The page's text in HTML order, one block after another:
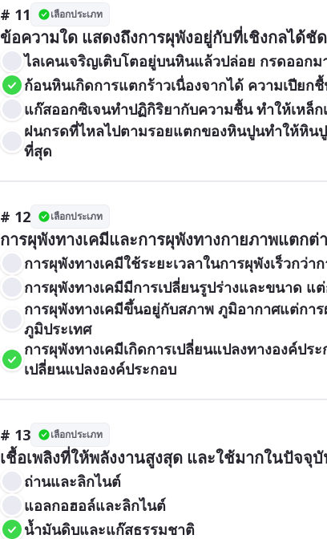
# 11 เลือกประเภท
ข้อความใด แสดงถึงการผุพังอยู่กับที่เชิงกลได้ชั
ไลเคนเจริญเติบโตอยู่บนหินแล้วปล่อย กรดออก
ก้อนหินเกิดการแตกร้าวเนื่องจากได้ ความเปีย
แก๊สออกซิเจนทำปฏิกิริยากับความชื้น ทำให้เหล็
ฝนกรดที่ไหลไปตามรอยแตกของหินปูนทำให้หิน
ที่สุด
# 12 เลือกประเภท
การผุพังทางเคมีและการผุพังทางกายภาพแตก
การผุพังทางเคมีใช้ระยะเวลาในการผุพังเร็วกว่
การผุพังทางเคมีมีการเปลี่ยนรูปร่างและขนาด แ
การผุพังทางเคมีขึ้นอยู่กับสภาพ ภูมิอากาศแต่กา
ภูมิประเทศ
การผุพังทางเคมีเกิดการเปลี่ยนแปลงทางองค์ป
เปลี่ยนแปลงองค์ประกอบ
# 13 เลือกประเภท
เชื้อเพลิงที่ให้พลังงานสูงสุด และใช้มากในปัจจุ
ถ่านและลิกไนต์
แอลกอฮอล์และลิกไนต์
น้ำมันดิบและแก๊สธรรมชาติ